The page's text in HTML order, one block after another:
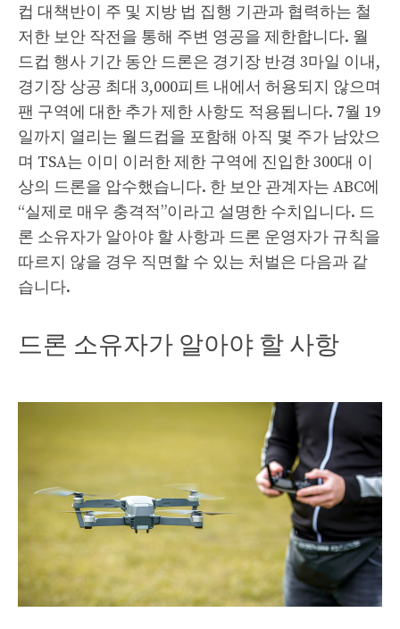
컵 대책반이 주 및 지방 법 집행 기관과 협력하는 철
저한 보안 작전을 통해 주변 영공을 제한합니다. 월
드컵 행사 기간 동안 드론은 경기장 반경 3마일 이내,
경기장 상공 최대 3,000피트 내에서 허용되지 않으며
팬 구역에 대한 추가 제한 사항도 적용됩니다. 7월 19
일까지 열리는 월드컵을 포함해 아직 몇 주가 남았으
며 TSA는 이미 이러한 제한 구역에 진입한 300대 이
상의 드론을 압수했습니다. 한 보안 관계자는 ABC에
“실제로 매우 충격적”이라고 설명한 수치입니다. 드
론 소유자가 알아야 할 사항과 드론 운영자가 규칙을
따르지 않을 경우 직면할 수 있는 처벌은 다음과 같
습니다.
드론 소유자가 알아야 할 사항